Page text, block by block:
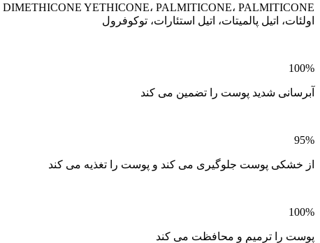
اولئات، اتیل پالمیتات، اتیل استئارات، توکوفرول
100%
آبرسانی شدید پوست را تضمین می کند
95%
از خشکی پوست جلوگیری می کند و پوست را تغذیه می کند
100%
پوست را ترمیم و محافظت می کند